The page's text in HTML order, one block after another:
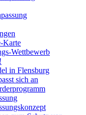
Karte
Wettbewerb
in Flensburg
sich an